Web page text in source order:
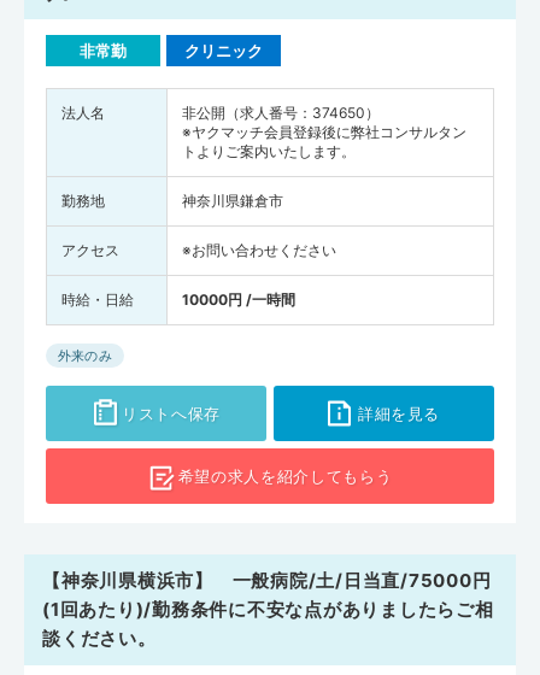
非常勤 クリニック
法人名
非公開（求人番号：374650）
※ヤクマッチ会員登録後に弊社コンサルタン
トよりご案内いたします。
勤務地 神奈川県鎌倉市
アクセス ※お問い合わせください
時給・日給 10000円 /一時間
外来のみ
リストへ保存 詳細を見る
希望の求人を紹介してもらう
【神奈川県横浜市】 一般病院/土/日当直/75000円
(1回あたり)/勤務条件に不安な点がありましたらご相
談ください。